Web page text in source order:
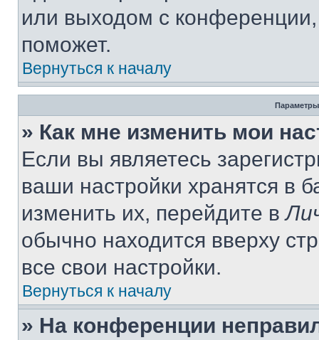
или выходом с
поможет.
Вернуться к началу
Параметры
» Как мне изменить мои
Если вы являетесь
ваши настройки хранятся в
изменить их, перейдите в
обычно находится вверху
все свои настройки.
Вернуться к началу
» На конференции